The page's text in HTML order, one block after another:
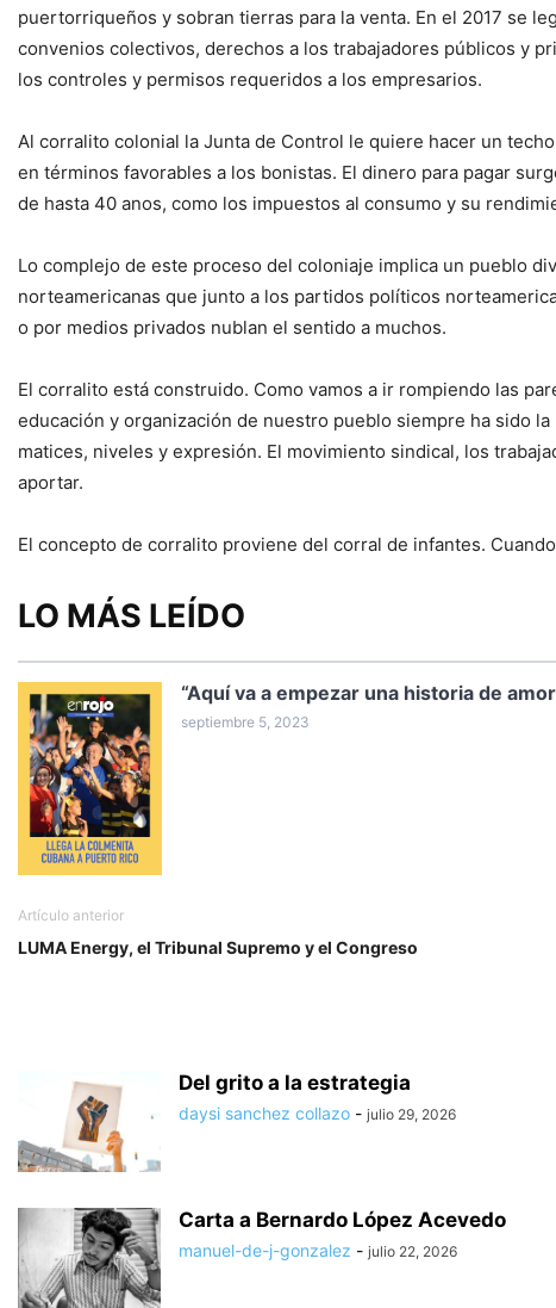
puertorriqueños y sobran tierras para la venta. En el 2017 se
convenios colectivos, derechos a los trabajadores públicos y
los controles y permisos requeridos a los empresarios.
Al corralito colonial la Junta de Control le quiere hacer un
en términos favorables a los bonistas. El dinero para pagar
de hasta 40 anos, como los impuestos al consumo y su
Lo complejo de este proceso del coloniaje implica un pueblo
norteamericanas que junto a los partidos políticos
o por medios privados nublan el sentido a muchos.
El corralito está construido. Como vamos a ir rompiendo las
educación y organización de nuestro pueblo siempre ha sido
matices, niveles y expresión. El movimiento sindical, los
aportar.
El concepto de corralito proviene del corral de infantes.
LO MÁS LEÍDO
“Aquí va a empezar una historia de
septiembre 5, 2023
Artículo anterior
LUMA Energy, el Tribunal Supremo y el Congreso
Del grito a la estrategia
daysi sanchez collazo - julio 29, 2026
Carta a Bernardo López Acevedo
manuel-de-j-gonzalez - julio 22, 2026